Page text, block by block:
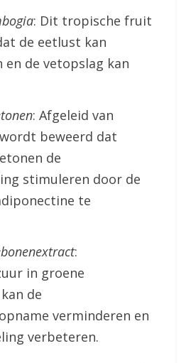
: Dit tropische fruit
de eetlust kan
en de vetopslag kan
: Afgeleid van
beweerd dat
de
stimuleren door de
te
:
in groene
de
verminderen en
verbeteren.